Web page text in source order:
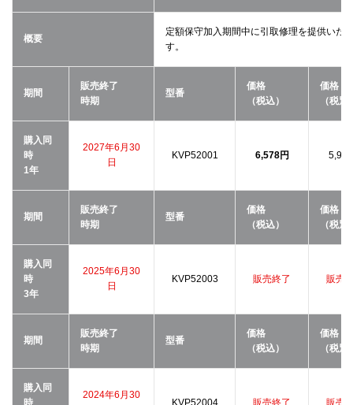
概要
定額保守加入期間中に引取修理を提供いた
す。
期間
販売終了
時期
型番
価格
（税込）
価格
（税別
購入同
時
1年
2027年6月30
日
KVP52001 6,578円
期間
販売終了
時期
型番
価格
（税込）
価格
（税別
購入同
時
3年
2025年6月30
日
KVP52003 販売終了 販売
期間
販売終了
時期
型番
価格
（税込）
価格
（税別
購入同
時
2024年6月30
KVP52004 販売終了 販売